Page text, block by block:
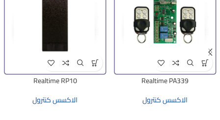
Realtime PA339
الاكسس كنترول
Realtime RP10
الاكسس كنترول